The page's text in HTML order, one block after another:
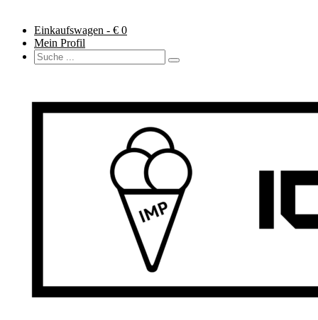
Einkaufswagen - € 0
Mein Profil